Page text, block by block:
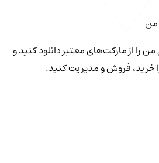
از مارکت‌های معتبر دانلود کنید و
خرید، فروش و مدیریت کنید.